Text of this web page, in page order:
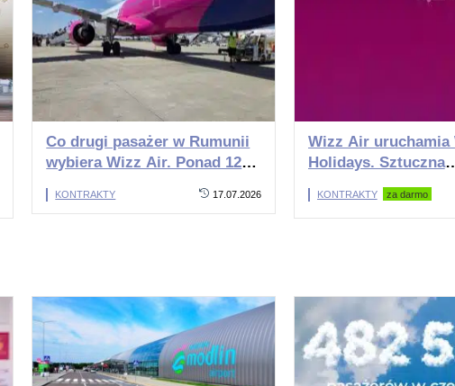
Co drugi pasażer w Rumunii
wybiera Wizz Air. Ponad 120
samolotów
KONTRAKTY 17.07.2026
Wizz Air uruchamia
Holidays. Sztuczna
inteligencja połączy
hotele i transfery
KONTRAKTY za darmo